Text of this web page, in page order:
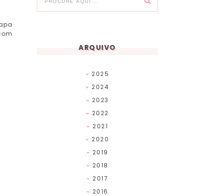
ARQUIVO
2025
2024
2023
2022
2021
2020
2019
2018
2017
2016